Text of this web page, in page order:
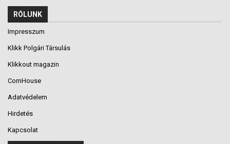
RÓLUNK
Impresszum
Klikk Polgári Társulás
Klikkout magazin
CornHouse
Adatvédelem
Hirdetés
Kapcsolat